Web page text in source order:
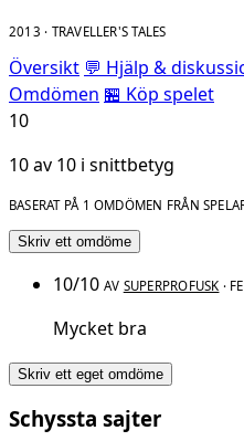
2013 · TRAVELLER'S TALES
Översikt 💬 Hjälp &
Omdömen 🏪 Köp spelet
10
10 av 10 i snittbetyg
BASERAT PÅ 1 OMDÖMEN FRÅN
Skriv ett omdöme
10/10 AV SUPERPROFUSK ·
Mycket bra
Skriv ett eget omdöme
Schyssta sajter